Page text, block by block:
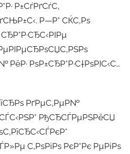
Р±СѓРґСѓС‚
Р—Р° СЌС‚Рѕ
РѕР±СЂР°Р·С†РѕРІС‹С…
РґРµС‚РµР№
РђСЂСЃРµРЅРёСЏ
С‚РѕРіРѕ РєР°Рє РµРіРѕ